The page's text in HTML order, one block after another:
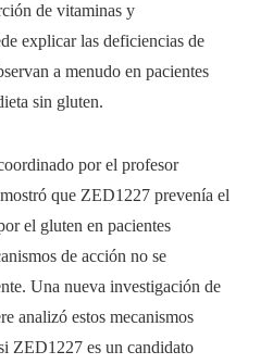
de vitaminas y
explicar las deficiencias de
a menudo en pacientes
sin gluten.
por el profesor
que ZED1227 prevenía el
el gluten en pacientes
de acción no se
Una nueva investigación de
analizó estos mecanismos
ZED1227 es un candidato